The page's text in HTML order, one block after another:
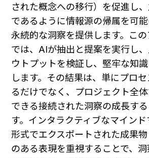
された概念への移行）を促進し
であるように情報源の帰属を可能
永続的な洞察を提供します。こ
では、AIが抽出と提案を実行し
ウトプットを検証し、堅牢な知
します。その結果は、単にプロ
るだけでなく、プロジェクト全
できる接続された洞察の成長す
す。インタラクティブなマイン
形式でエクスポートされた成果
のある表現を重視することで、